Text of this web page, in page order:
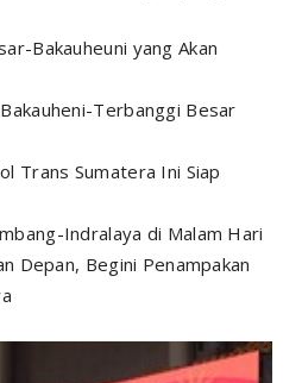
Bakauheuni yang Akan
Terbanggi Besar
Trans Sumatera Ini Siap
Indralaya di Malam Hari
Depan, Begini Penampakan